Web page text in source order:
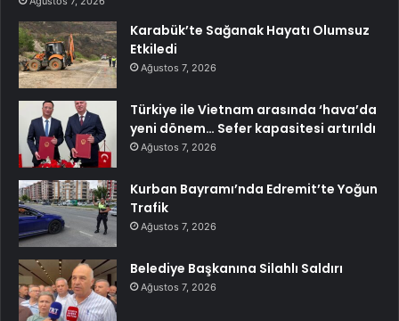
Karabük’te Sağanak Hayatı Olumsuz
Etkiledi
Ağustos 7, 2026
Türkiye ile Vietnam arasında ‘hava’da
yeni dönem… Sefer kapasitesi artırıldı
Ağustos 7, 2026
Kurban Bayramı’nda Edremit’te Yoğun
Trafik
Ağustos 7, 2026
Belediye Başkanına Silahlı Saldırı
Ağustos 7, 2026